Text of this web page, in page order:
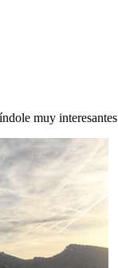
muy interesantes